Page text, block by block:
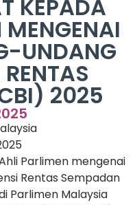
KEPADA
UNDANG
2025
Parlimen mengenai
Rentas Sempadan
Parlimen Malaysia